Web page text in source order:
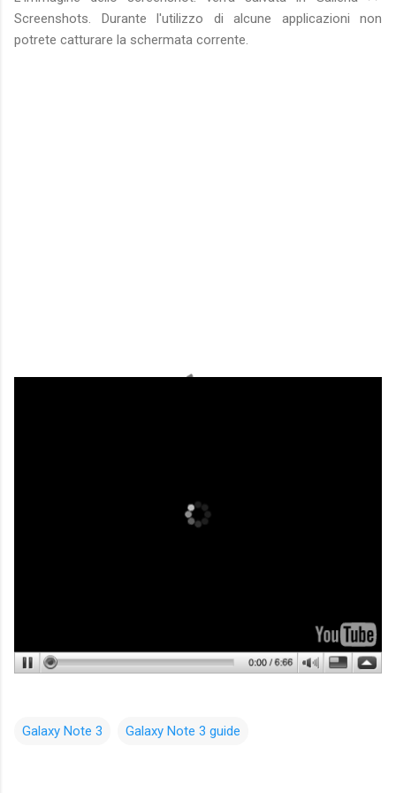
Screenshots. Durante l'utilizzo di alcune applicazioni non
potrete catturare la schermata corrente.
Galaxy Note 3 Galaxy Note 3 guide